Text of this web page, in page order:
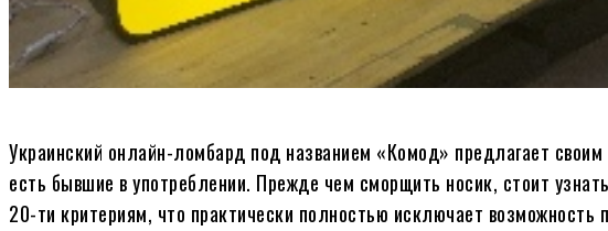
Украинский онлайн-ломбард под названием «Комод» предлагает
есть бывшие в употреблении. Прежде чем сморщить носик, стоит
20-ти критериям, что практически полностью исключает